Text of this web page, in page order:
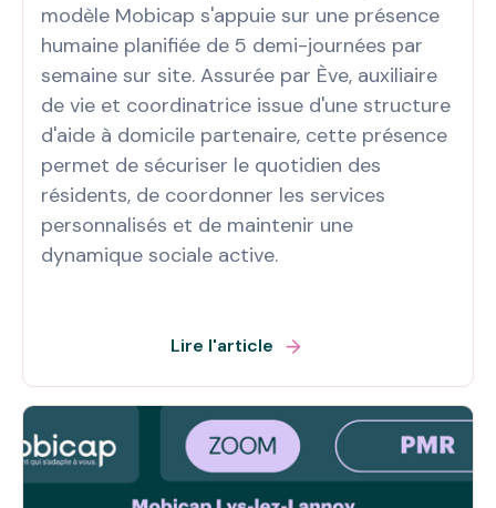
modèle Mobicap s'appuie sur une présence
humaine planifiée de 5 demi-journées par
semaine sur site. Assurée par Ève, auxiliaire
de vie et coordinatrice issue d'une structure
d'aide à domicile partenaire, cette présence
permet de sécuriser le quotidien des
résidents, de coordonner les services
personnalisés et de maintenir une
dynamique sociale active.
Lire l'article